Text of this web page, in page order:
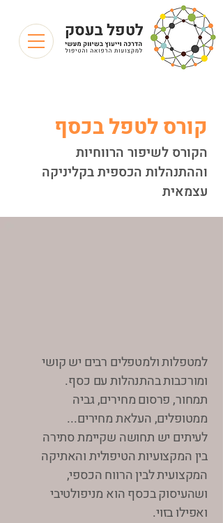
קורס לטפל בכסף
הקורס לשיפור הרווחיות
וההתנהלות הכספית בקליניקה
עצמאית
למטפלות ולמטפלים רבים יש קושי
ומורכבות בהתנהלות עם כסף.
תמחור, פרסום מחירים, גביה
ממטופלים, העלאת מחירים...
לעיתים יש תחושה שקיימת סתירה
בין המקצועיות הטיפולית והאתיקה
המקצועית לבין הרווח הכספי,
ושהעיסוק בכסף הוא מניפולטיבי
ואפילו בזוי.​